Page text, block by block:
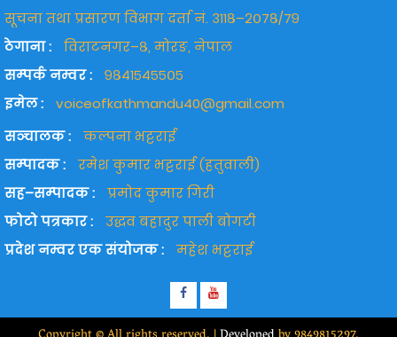
सूचना तथा प्रसारण विभाग दर्ता नं. ३११८–२०७८/७९
ठेगाना :
विराटनगर–८, मोरङ, नेपाल
सम्पर्क नम्वर :
९८४१५४५५०५
इमेल :
voiceofkathmandu40@gmail.com
सञ्चालक :
कल्पना भट्टराई
सम्पादक :
रमेश कुमार भट्टराई (हतुवाली)
सह–सम्पादक :
प्रमोद कुमार गिरी
फोटो पत्रकार :
उद्धव बहादुर पाली बोगटी
प्रदेश नम्वर एक संयोजक :
महेश भट्टराई
Facebook
Youtube